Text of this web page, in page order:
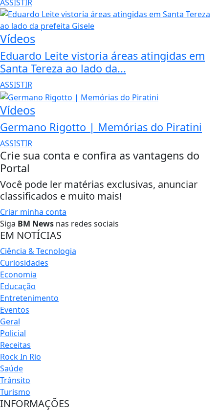
ASSISTIR
Vídeos
Eduardo Leite vistoria áreas atingidas em
Santa Tereza ao lado da...
ASSISTIR
Vídeos
Germano Rigotto | Memórias do Piratini
ASSISTIR
Crie sua conta e confira as vantagens do
Portal
Você pode ler matérias exclusivas, anunciar
classificados e muito mais!
Criar minha conta
Siga BM News nas redes sociais
EM NOTÍCIAS
Ciência & Tecnologia
Curiosidades
Economia
Educação
Entretenimento
Eventos
Geral
Policial
Receitas
Rock In Rio
Saúde
Trânsito
Turismo
INFORMAÇÕES